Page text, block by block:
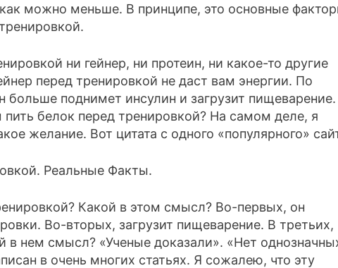
можно меньше. В принципе, это основные
ни гейнер, ни протеин, ни какое-то другие
перед тренировкой не даст вам энергии. По
поднимет инсулин и загрузит пищеварение.
белок перед тренировкой? На самом деле, я
желание. Вот цитата с одного «популярного»
Какой в этом смысл? Во-первых, он
Во-вторых, загрузит пищеварение. В третьих,
в нем смысл? «Ученые доказали». «Нет
в очень многих статьях. Я сожалею, что эту